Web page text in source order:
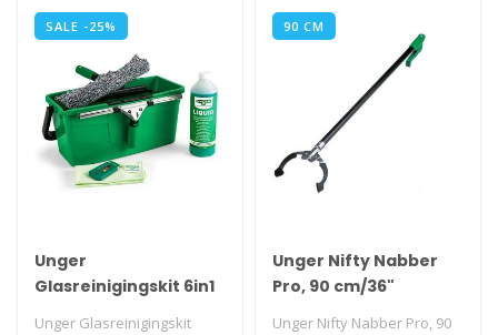
SALE -25%
Unger
Glasreinigingskit 6in1
Unger Glasreinigingskit
90 CM
Unger Nifty Nabber
Pro, 90 cm/36"
Unger Nifty Nabber Pro, 90